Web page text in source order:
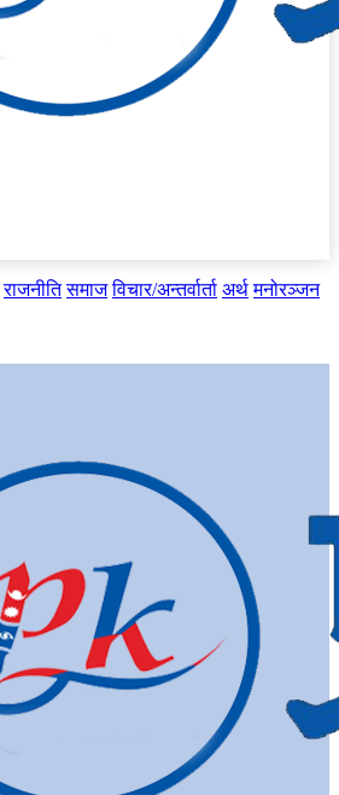
राजनीति समाज विचार/अन्तर्वार्ता अर्थ मनोरञ्जन